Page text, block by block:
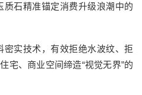
石精准锚定消费升级浪潮中的
密实技术，有效拒绝水波纹、拒
宅、商业空间缔造“视觉无界”的